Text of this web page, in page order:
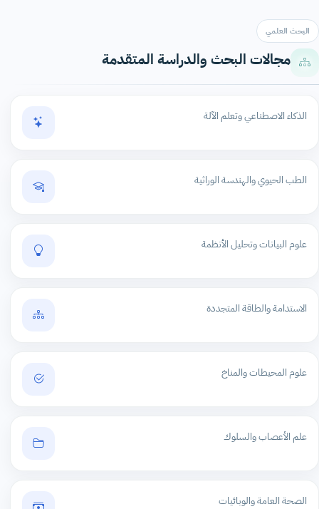
البحث العلمي
مجالات البحث والدراسة المتقدمة
الذكاء الاصطناعي وتعلم الآلة
الطب الحيوي والهندسة الوراثية
علوم البيانات وتحليل الأنظمة
الاستدامة والطاقة المتجددة
علوم المحيطات والمناخ
علم الأعصاب والسلوك
الصحة العامة والوبائيات